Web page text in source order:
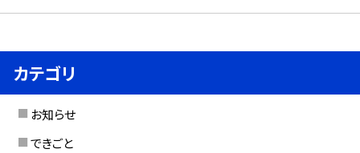
カテゴリ
お知らせ
できごと